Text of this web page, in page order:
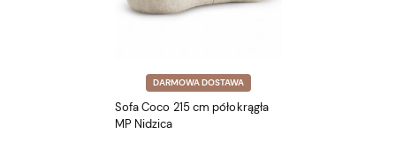
DARMOWA DOSTAWA
Sofa Coco 215 cm półokrągła
MP Nidzica